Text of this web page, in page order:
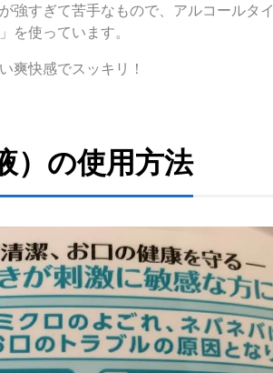
強すぎて苦手なもので、アルコールタ
使っています。
爽快感でスッキリ！
）の使用方法